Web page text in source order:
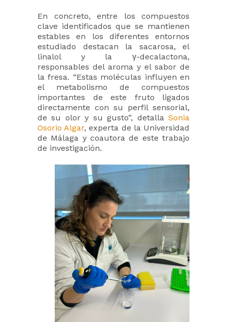
En concreto, entre los compuestos
clave identificados que se mantienen
estables en los diferentes entornos
estudiado destacan la sacarosa, el
linalol y la γ-decalactona,
responsables del aroma y el sabor de
la fresa. “Estas moléculas influyen en
el metabolismo de compuestos
importantes de este fruto ligados
directamente con su perfil sensorial,
de su olor y su gusto”, detalla Sonia
Osorio Algar, experta de la Universidad
de Málaga y coautora de este trabajo
de investigación.